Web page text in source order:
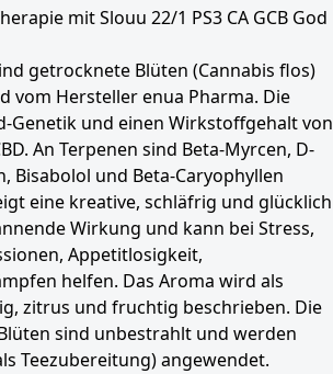
mit Slouu 22/1 PS3 CA GCB God
getrocknete Blüten (Cannabis flos)
vom Hersteller enua Pharma. Die
Genetik und einen Wirkstoffgehalt von
An Terpenen sind Beta-Myrcen, D-
Bisabolol und Beta-Caryophyllen
eine kreative, schläfrig und glücklich
Wirkung und kann bei Stress,
Appetitlosigkeit,
helfen. Das Aroma wird als
zitrus und fruchtig beschrieben. Die
sind unbestrahlt und werden
Teezubereitung) angewendet.